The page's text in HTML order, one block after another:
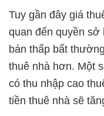
Tuy gần đây giá
quan đến quyền sở
bán thấp bất
thuê nhà hơn. Một
có thu nhập cao
tiền thuê nhà sẽ